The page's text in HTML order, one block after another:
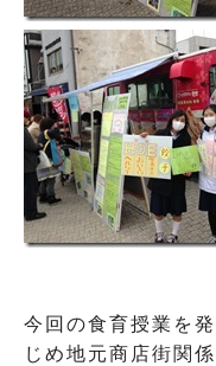
今回の食育授業を
じめ地元商店街関